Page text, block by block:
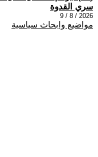
سري القدوة
2026 / 8 / 9
مواضيع وابحاث سياسية